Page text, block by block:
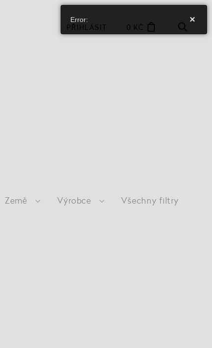
PŘIHLÁSIT 0 KČ
Země Výrobce Všechny filtry
×
Error: